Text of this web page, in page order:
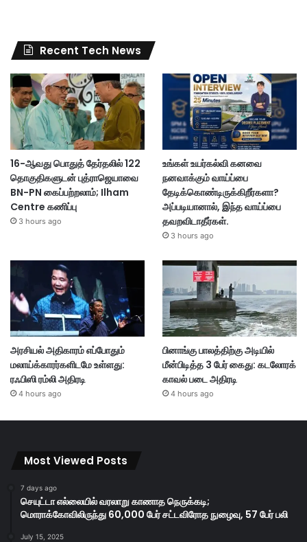
Recent Tech News
16-ஆவது பொதுத் தேர்தலில் 122
தொகுதிகளுடன் புத்ராஜெயாவை
BN-PN கைப்பற்றலாம்; Ilham
Centre கணிப்பு
3 hours ago
உங்கள் உயர்கல்வி கனவை
நனவாக்கும் வாய்ப்பை
தேடிக்கொண்டிருக்கிறீர்களா?
அப்படியானால், இந்த வாய்ப்பை
தவறவிடாதீர்கள்.
3 hours ago
அரசியல் அதிகாரம் எப்போதும்
மலாய்க்காரர்களிடமே உள்ளது:
ரஃபிஸி ரம்லி அதிரடி
4 hours ago
பினாங்கு பாலத்திற்கு அடியில்
மீன்பிடித்த 3 பேர் கைது: கடலோரக்
காவல் படை அதிரடி
4 hours ago
Most Viewed Posts
7 days ago
செயுட்டா எல்லையில் வரலாறு காணாத நெருக்கடி;
மொராக்கோவிலிருந்து 60,000 பேர் சட்டவிரோத நுழைவு, 57 பேர் பலி
July 15, 2025